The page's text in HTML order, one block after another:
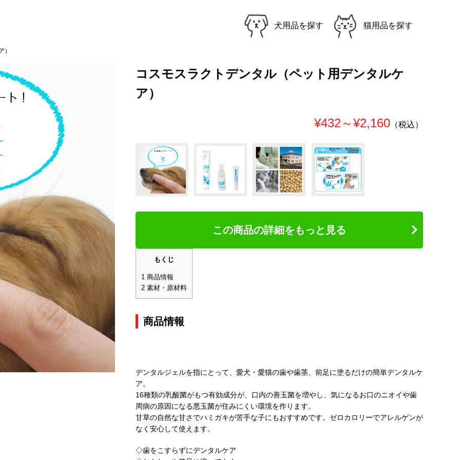
犬用品を探す 猫用品を探す
）
コスモスラクトデンタル（ペット用デンタルケ
ア）
¥432～¥2,160 （税込）
この商品の詳細をもっと見る
もくじ
1 商品情報
2 素材・原材料
商品情報
デンタルジェルを指にとって、愛犬・愛猫の歯や歯茎、前足に塗るだけの簡単デンタルケ
ア。
16種類の乳酸菌がもつ有効成分が、口内の善玉菌を増やし、気になるお口のニオイや歯
周病の原因になる悪玉菌が住みにくい環境を作ります。
甘草の自然な甘さでハミガキが苦手な子にもおすすめです。ゼロカロリーでアレルゲンが
なく安心して使えます。
◇歯をこすらずにデンタルケア